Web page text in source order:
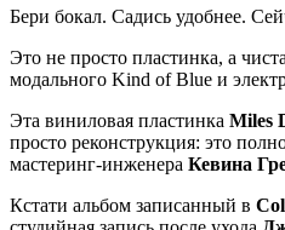
Бери бокал. Садись удобнее.
Это не просто пластинка, а
модального Kind of Blue и
Эта виниловая пластинка Miles
просто реконструкция: это
мастеринг-инженера Кевина
Кстати альбом записанный в